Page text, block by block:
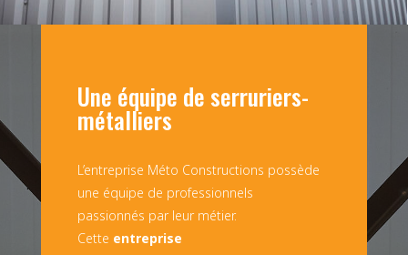
Une équipe de serruriers-
métalliers
L’entreprise Méto Constructions possède
une équipe de professionnels
passionnés par leur métier.
Cette entreprise